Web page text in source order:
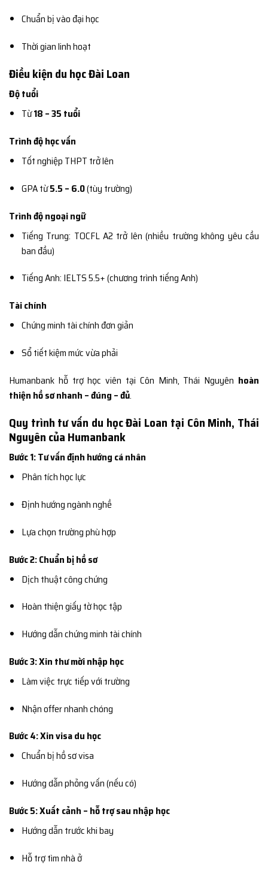
Chuẩn bị vào đại học
Thời gian linh hoạt
Điều kiện du học Đài Loan
Độ tuổi
Từ18 – 35 tuổi
Trình độ học vấn
Tốt nghiệp THPT trở lên
GPA từ5.5 – 6.0(tùy trường)
Trình độ ngoại ngữ
Tiếng Trung: TOCFL A2 trở lên (nhiều trường không yêu cầu
ban đầu)
Tiếng Anh: IELTS 5.5+ (chương trình tiếng Anh)
Tài chính
Chứng minh tài chính đơn giản
Sổ tiết kiệm mức vừa phải
Humanbank hỗ trợ học viên tại Côn Minh, Thái Nguyên hoàn
thiện hồ sơ nhanh – đúng – đủ.
Quy trình tư vấn du học Đài Loan tại Côn Minh, Thái
Nguyên của Humanbank
Bước 1: Tư vấn định hướng cá nhân
Phân tích học lực
Định hướng ngành nghề
Lựa chọn trường phù hợp
Bước 2: Chuẩn bị hồ sơ
Dịch thuật công chứng
Hoàn thiện giấy tờ học tập
Hướng dẫn chứng minh tài chính
Bước 3: Xin thư mời nhập học
Làm việc trực tiếp với trường
Nhận offer nhanh chóng
Bước 4: Xin visa du học
Chuẩn bị hồ sơ visa
Hướng dẫn phỏng vấn (nếu có)
Bước 5: Xuất cảnh – hỗ trợ sau nhập học
Hướng dẫn trước khi bay
Hỗ trợ tìm nhà ở